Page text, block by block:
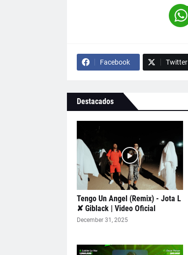
Facebook Twitter
Destacados
Tengo Un Angel (Remix) - Jota L
✘ Giblack | Video Oficial
December 31, 2025